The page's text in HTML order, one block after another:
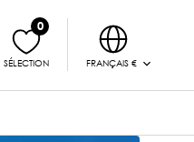
SÉLECTION
0
FRANÇAIS €